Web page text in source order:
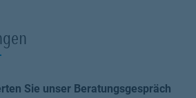
drauf.
Sie unser Beratungsgespräch